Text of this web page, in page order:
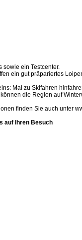
sowie ein Testcenter.
ein gut präpariertes
Mal zu Skifahren
die Region auf
finden Sie auch unter
auf Ihren Besuch